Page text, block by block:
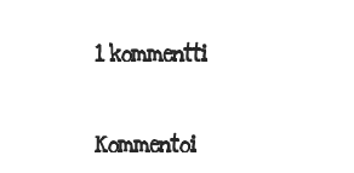
1 kommentti
Kommentoi